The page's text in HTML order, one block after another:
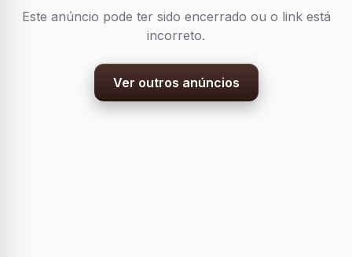
Este anúncio pode ter sido encerrado ou o link está
incorreto.
Ver outros anúncios